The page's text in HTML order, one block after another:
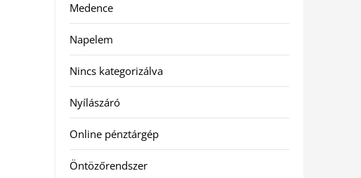
Medence
Napelem
Nincs kategorizálva
Nyílászáró
Online pénztárgép
Öntözőrendszer